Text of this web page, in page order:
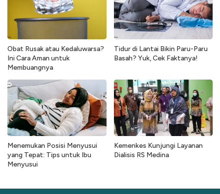
Obat Rusak atau Kedaluwarsa?
Ini Cara Aman untuk
Membuangnya
Tidur di Lantai Bikin Paru-Paru
Basah? Yuk, Cek Faktanya!
Menemukan Posisi Menyusui
yang Tepat: Tips untuk Ibu
Menyusui
Kemenkes Kunjungi Layanan
Dialisis RS Medina